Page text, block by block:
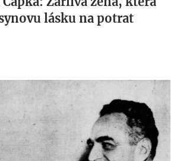
lásku na potrat